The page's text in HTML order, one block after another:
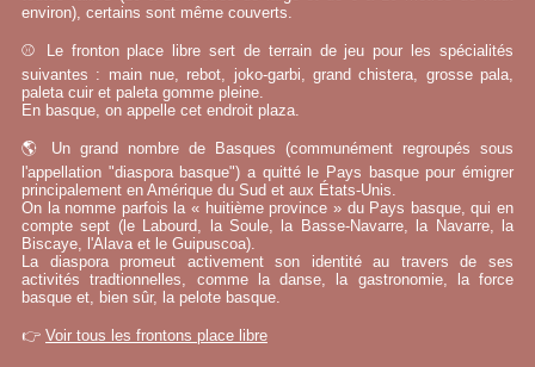
environ), certains sont même couverts.
⚾ Le fronton place libre sert de terrain de jeu pour les spécialités
suivantes : main nue, rebot, joko-garbi, grand chistera, grosse pala,
paleta cuir et paleta gomme pleine.
En basque, on appelle cet endroit plaza.
🌎 Un grand nombre de Basques (communément regroupés sous
l'appellation "diaspora basque") a quitté le Pays basque pour émigrer
principalement en Amérique du Sud et aux États-Unis.
On la nomme parfois la « huitième province » du Pays basque, qui en
compte sept (le Labourd, la Soule, la Basse-Navarre, la Navarre, la
Biscaye, l'Alava et le Guipuscoa).
La diaspora promeut activement son identité au travers de ses
activités tradtionnelles, comme la danse, la gastronomie, la force
basque et, bien sûr, la pelote basque.
👉 Voir tous les frontons place libre